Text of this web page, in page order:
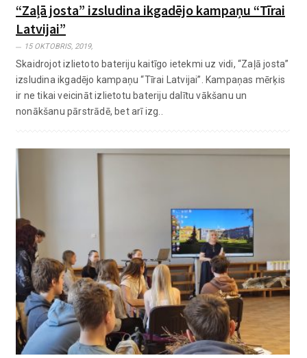
“Zaļā josta” izsludina ikgadējo kampaņu “Tīrai
Latvijai”
15 OKTOBRIS, 2019,
Skaidrojot izlietoto bateriju kaitīgo ietekmi uz vidi, “Zaļā josta”
izsludina ikgadējo kampaņu “Tīrai Latvijai”. Kampaņas mērķis
ir ne tikai veicināt izlietotu bateriju dalītu vākšanu un
nonākšanu pārstrādē, bet arī izg..